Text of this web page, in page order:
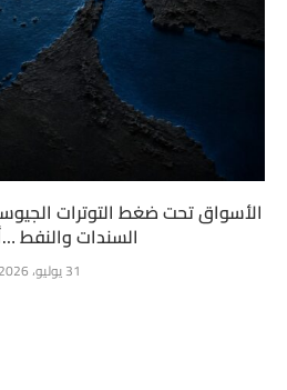
الأسواق تحت ضغط التوترات
السندات والنفط
31 يوليو، 2026